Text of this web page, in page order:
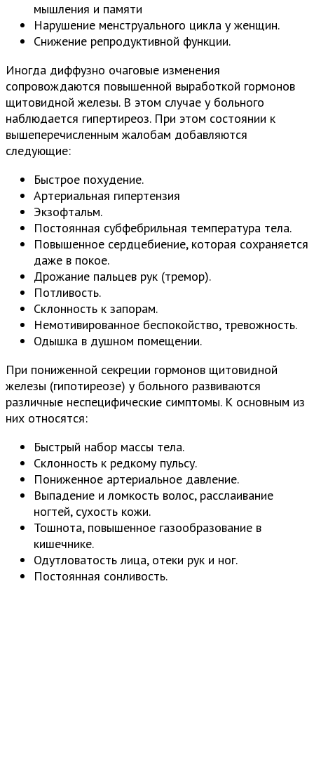
мышления и памяти
Нарушение менструального цикла у женщин.
Снижение репродуктивной функции.
Иногда диффузно очаговые изменения
сопровождаются повышенной выработкой гормонов
щитовидной железы. В этом случае у больного
наблюдается гипертиреоз. При этом состоянии к
вышеперечисленным жалобам добавляются
следующие:
Быстрое похудение.
Артериальная гипертензия
Экзофтальм.
Постоянная субфебрильная температура тела.
Повышенное сердцебиение, которая сохраняется
даже в покое.
Дрожание пальцев рук (тремор).
Потливость.
Склонность к запорам.
Немотивированное беспокойство, тревожность.
Одышка в душном помещении.
При пониженной секреции гормонов щитовидной
железы (гипотиреозе) у больного развиваются
различные неспецифические симптомы. К основным из
них относятся:
Быстрый набор массы тела.
Склонность к редкому пульсу.
Пониженное артериальное давление.
Выпадение и ломкость волос, расслаивание
ногтей, сухость кожи.
Тошнота, повышенное газообразование в
кишечнике.
Одутловатость лица, отеки рук и ног.
Постоянная сонливость.